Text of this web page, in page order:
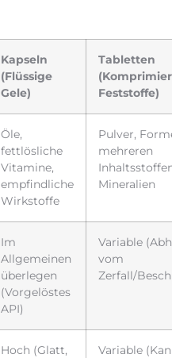
Kapseln
(Flüssige
Gele)
Tabletten
Feststoffe)
Öle,
fettlösliche
Vitamine,
empfindliche
Wirkstoffe
Pulver,
mehreren
Mineralien
Im
Allgemeinen
überlegen
(Vorgelöstes
API)
Variable
vom
Zerfall/
Hoch (Glatt,
Variable